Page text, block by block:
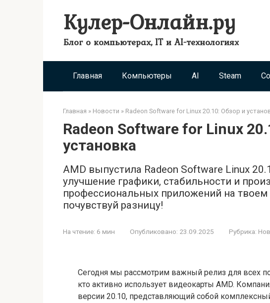
Кулер-Онлайн.ру
Блог о компьютерах, IT и AI-технологиях
Главная Компьютеры AI Steam
Главная » Новости » Radeon Software for Linux 20.10: Обзор и
Radeon Software for Linux
установка
AMD выпустила Radeon Software Linux
улучшение графики, стабильности и
профессиональных приложений на
почувствуй разницу!
На чтение: 6 мин Опубликовано: 23.09.2025 Рубрика:
Сегодня мы рассмотрим важный релиз для всех
кто активно использует видеокарты AMD.
версии 20.10, представляющий собой